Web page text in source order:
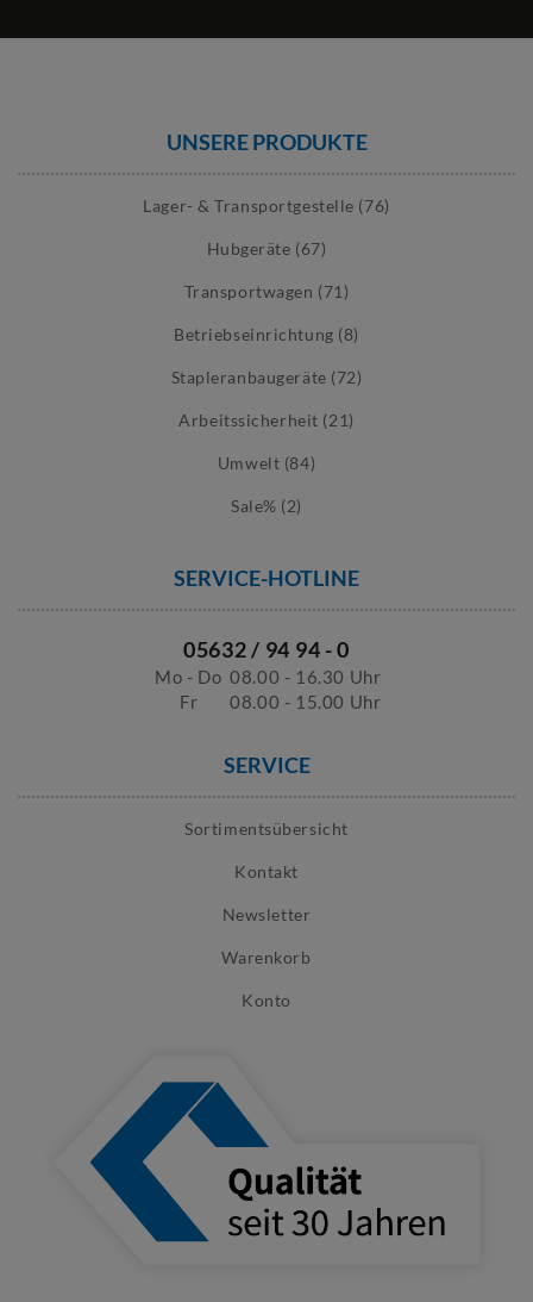
UNSERE PRODUKTE
Lager- & Transportgestelle (76)
Hubgeräte (67)
Transportwagen (71)
Betriebseinrichtung (8)
Stapleranbaugeräte (72)
Arbeitssicherheit (21)
Umwelt (84)
Sale% (2)
SERVICE-HOTLINE
05632 / 94 94 - 0
Mo - Do 08.00 - 16.30 Uhr
Fr
08.00 - 15.00 Uhr
SERVICE
Sortimentsübersicht
Kontakt
Newsletter
Warenkorb
Konto